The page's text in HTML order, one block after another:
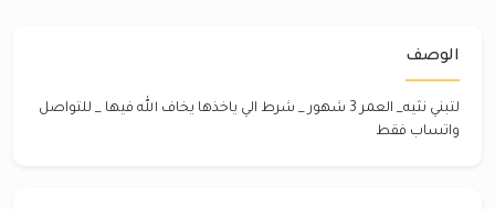
الوصف
لتبني نثيه_ العمر 3 شهور _ شرط الي ياخذها يخاف الله فيها _ للتواصل
واتساب فقط